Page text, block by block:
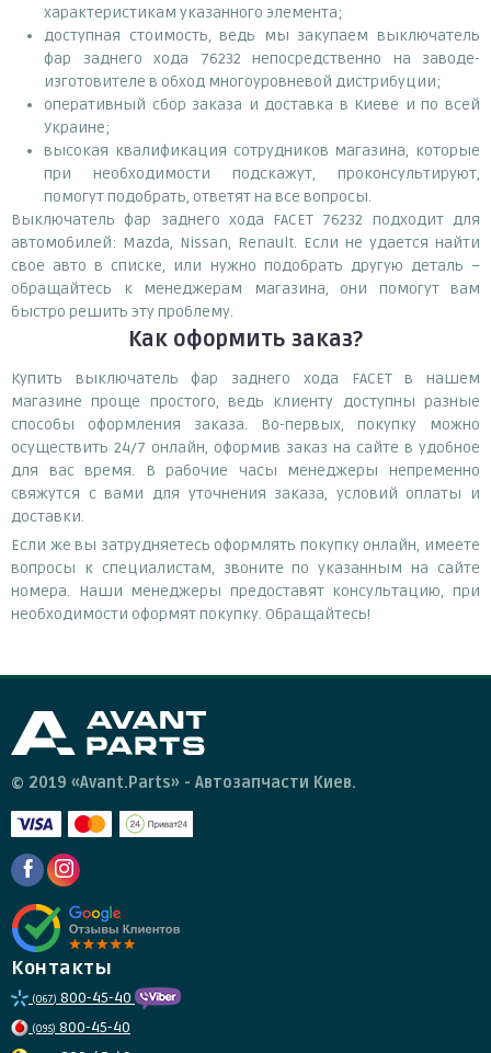
характеристикам указанного элемента;
доступная стоимость, ведь мы закупаем выключатель
фар заднего хода 76232 непосредственно на заводе-
изготовителе в обход многоуровневой дистрибуции;
оперативный сбор заказа и доставка в Киеве и по всей
Украине;
высокая квалификация сотрудников магазина, которые
при необходимости подскажут, проконсультируют,
помогут подобрать, ответят на все вопросы.
Выключатель фар заднего хода FACET 76232 подходит для
автомобилей: Mazda, Nissan, Renault. Если не удается найти
свое авто в списке, или нужно подобрать другую деталь –
обращайтесь к менеджерам магазина, они помогут вам
быстро решить эту проблему.
Как оформить заказ?
Купить выключатель фар заднего хода FACET в нашем
магазине проще простого, ведь клиенту доступны разные
способы оформления заказа. Во-первых, покупку можно
осуществить 24/7 онлайн, оформив заказ на сайте в удобное
для вас время. В рабочие часы менеджеры непременно
свяжутся с вами для уточнения заказа, условий оплаты и
доставки.
Если же вы затрудняетесь оформлять покупку онлайн, имеете
вопросы к специалистам, звоните по указанным на сайте
номера. Наши менеджеры предоставят консультацию, при
необходимости оформят покупку. Обращайтесь!
© 2019 «Avant.Parts» - Автозапчасти Киев.
Контакты
(067) 800-45-40
(095) 800-45-40